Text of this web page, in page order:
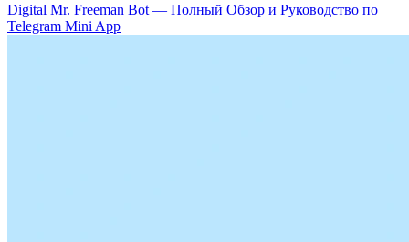
Digital Mr. Freeman Bot — Полный Обзор и Руководство по
Telegram Mini App